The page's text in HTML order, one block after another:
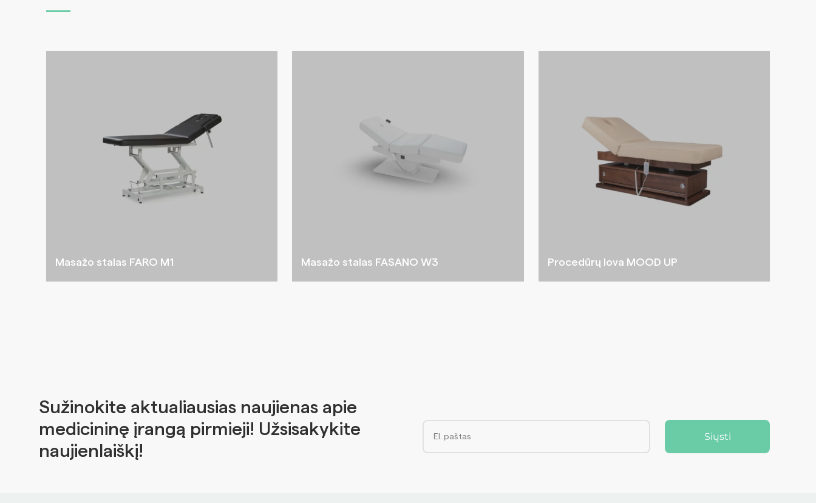
Masažo stalas FARO M1 Masažo stalas FASANO W3 Procedūrų lova MOOD UP
Sužinokite aktualiausias naujienas apie
medicininę įrangą pirmieji! Užsisakykite
naujienlaiškį!
Siųsti